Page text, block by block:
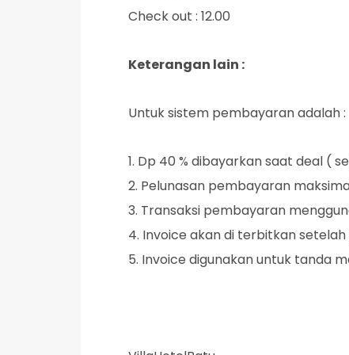
Check out : 12.00
Keterangan lain :
Untuk sistem pembayaran adalah :
1. Dp 40 % dibayarkan saat deal (
2. Pelunasan pembayaran
3. Transaksi pembayaran
4. Invoice akan di terbitkan
5. Invoice digunakan untuk tanda